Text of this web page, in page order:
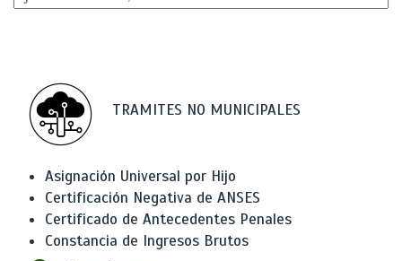
TRAMITES NO MUNICIPALES
Asignación Universal por Hijo
Certificación Negativa de ANSES
Certificado de Antecedentes Penales
Constancia de Ingresos Brutos